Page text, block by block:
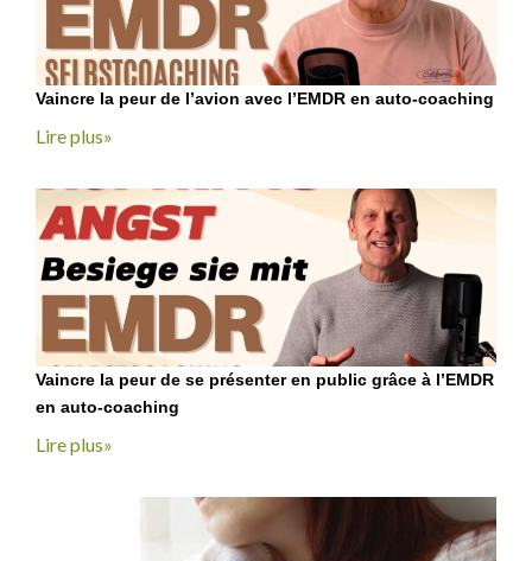
Vaincre la peur de l’avion avec l’EMDR en auto-coaching
Lire plus»
Vaincre la peur de se présenter en public grâce à l’EMDR
en auto-coaching
Lire plus»